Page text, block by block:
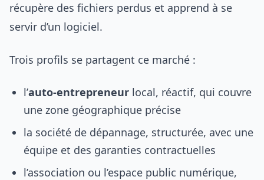
récupère des fichiers perdus et apprend à se
servir d’un logiciel.
Trois profils se partagent ce marché :
l’auto-entrepreneur local, réactif, qui couvre
une zone géographique précise
la société de dépannage, structurée, avec une
équipe et des garanties contractuelles
l’association ou l’espace public numérique,